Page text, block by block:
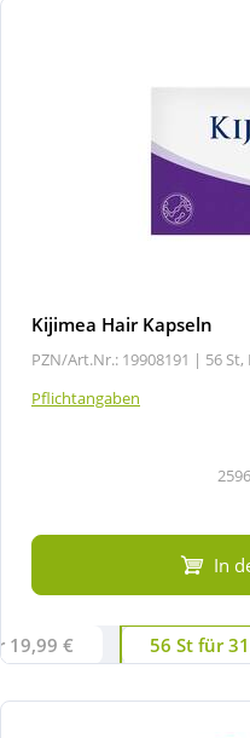
Kijimea Hair Kapseln
PZN/Art.Nr.: 19908191 | 56 St,
Pflichtangaben
In
19,99 € 56 St für